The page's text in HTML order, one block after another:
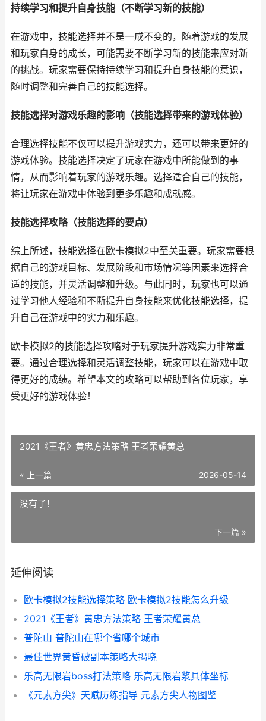
持续学习和提升自身技能（不断学习新的技能）
在游戏中，技能选择并不是一成不变的，随着游戏的发展
和玩家自身的成长，可能需要不断学习新的技能来应对新
的挑战。玩家需要保持持续学习和提升自身技能的意识，
随时调整和完善自己的技能选择。
技能选择对游戏乐趣的影响（技能选择带来的游戏体验）
合理选择技能不仅可以提升游戏实力，还可以带来更好的
游戏体验。技能选择决定了玩家在游戏中所能做到的事
情，从而影响着玩家的游戏乐趣。选择适合自己的技能，
将让玩家在游戏中体验到更多乐趣和成就感。
技能选择攻略（技能选择的要点）
综上所述，技能选择在欧卡模拟2中至关重要。玩家需要根
据自己的游戏目标、发展阶段和市场情况等因素来选择合
适的技能，并灵活调整和升级。与此同时，玩家也可以通
过学习他人经验和不断提升自身技能来优化技能选择，提
升自己在游戏中的实力和乐趣。
欧卡模拟2的技能选择攻略对于玩家提升游戏实力非常重
要。通过合理选择和灵活调整技能，玩家可以在游戏中取
得更好的成绩。希望本文的攻略可以帮助到各位玩家，享
受更好的游戏体验！
2021《王者》黄忠方法策略 王者荣耀黄总
« 上一篇 2026-05-14
没有了！
下一篇 »
延伸阅读
欧卡模拟2技能选择策略 欧卡模拟2技能怎么升级
2021《王者》黄忠方法策略 王者荣耀黄总
普陀山 普陀山在哪个省哪个城市
最佳世界黄昏破副本策略大揭晓
乐高无限岩boss打法策略 乐高无限岩浆具体坐标
《元素方尖》天赋历练指导 元素方尖人物图鉴